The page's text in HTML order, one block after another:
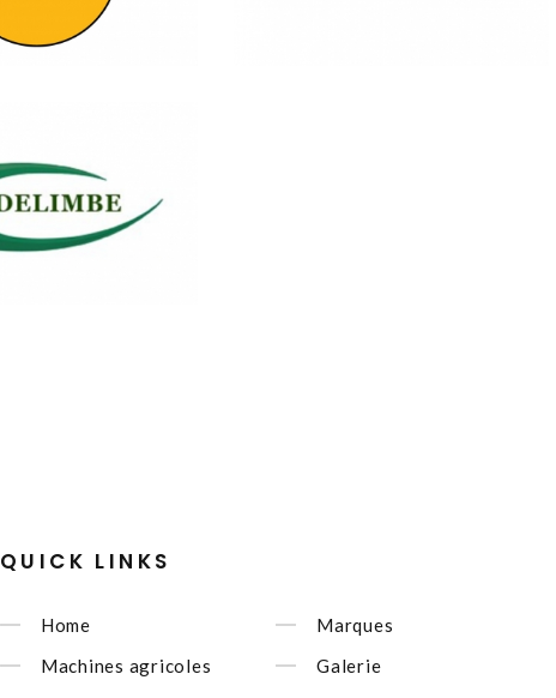
QUICK LINKS
Home
Machines agricoles
Marques
Galerie